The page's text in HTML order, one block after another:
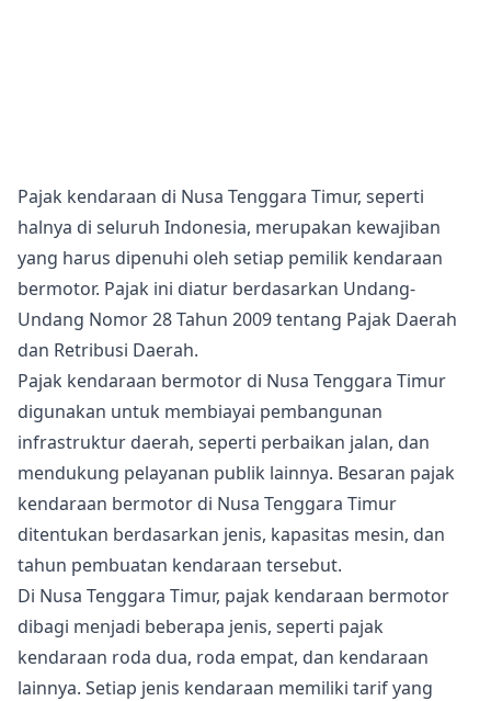
Pajak kendaraan di Nusa Tenggara Timur, seperti
halnya di seluruh Indonesia, merupakan kewajiban
yang harus dipenuhi oleh setiap pemilik kendaraan
bermotor. Pajak ini diatur berdasarkan Undang-
Undang Nomor 28 Tahun 2009 tentang Pajak Daerah
dan Retribusi Daerah.
Pajak kendaraan bermotor di Nusa Tenggara Timur
digunakan untuk membiayai pembangunan
infrastruktur daerah, seperti perbaikan jalan, dan
mendukung pelayanan publik lainnya. Besaran pajak
kendaraan bermotor di Nusa Tenggara Timur
ditentukan berdasarkan jenis, kapasitas mesin, dan
tahun pembuatan kendaraan tersebut.
Di Nusa Tenggara Timur, pajak kendaraan bermotor
dibagi menjadi beberapa jenis, seperti pajak
kendaraan roda dua, roda empat, dan kendaraan
lainnya. Setiap jenis kendaraan memiliki tarif yang